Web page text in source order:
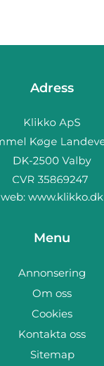
Adress
web: www.klikko.dk
Menu
Annonsering
Om oss
Cookies
Kontakta oss
Sitemap